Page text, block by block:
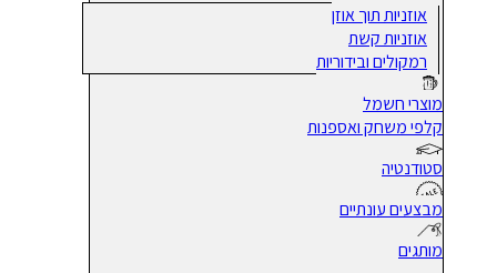
אוזניות תוך אוזן
אוזניות קשת
רמקולים ובידוריות
מוצרי חשמל
קלפי משחק ואספנות
סטודנטיה
מבצעים עונתיים
מותגים